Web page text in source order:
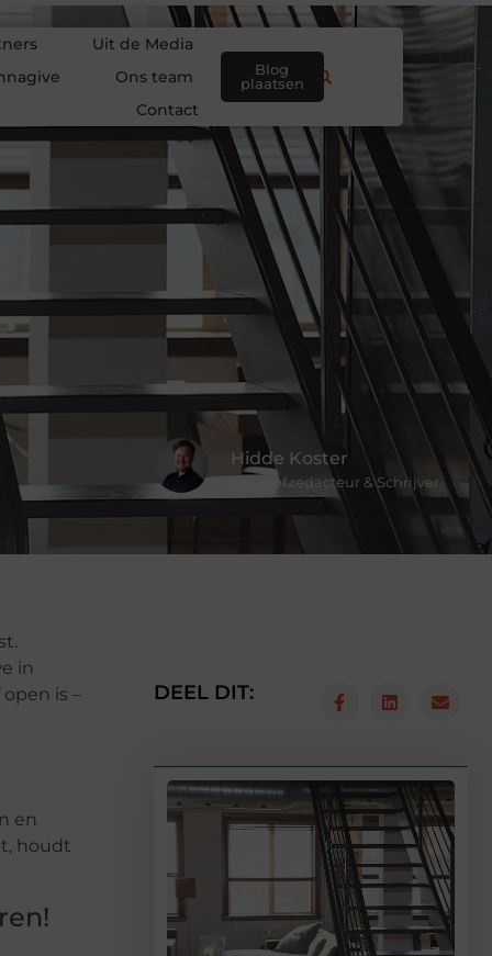
Uit de Media
Ons team
Contact
Blog
plaatsen
Hidde Koster
Creatief redacteur & Schrijver
in
is –
en
houdt
DEEL DIT: